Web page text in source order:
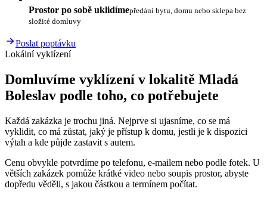
Prostor po sobě uklidímepředání bytu, domu nebo sklepa bez
složité domluvy
Poslat poptávku
Lokální vyklízení
Domluvíme vyklízení v lokalitě Mladá
Boleslav podle toho, co potřebujete
Každá zakázka je trochu jiná. Nejprve si ujasníme, co se má
vyklidit, co má zůstat, jaký je přístup k domu, jestli je k dispozici
výtah a kde půjde zastavit s autem.
Cenu obvykle potvrdíme po telefonu, e-mailem nebo podle fotek. U
větších zakázek pomůže krátké video nebo soupis prostor, abyste
dopředu věděli, s jakou částkou a termínem počítat.